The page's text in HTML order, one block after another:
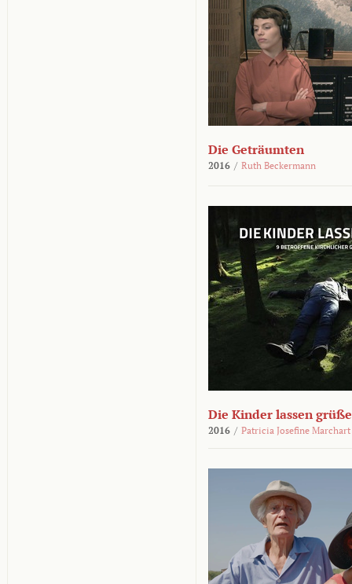
Die Geträumten
2016 / Ruth Beckermann
Die Kinder lassen
2016 / Patricia Josefine Marchart